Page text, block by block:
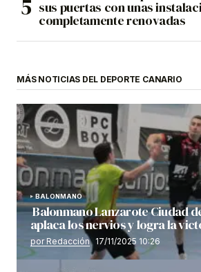
sus puertas con unas
completamente renovadas
MÁS NOTICIAS DEL DEPORTE CANARIO
BALONMANO
Balonmano Lanzarote Ciudad
aplaca los nervios y logra la
por Redacción 17/11/2025 10:26